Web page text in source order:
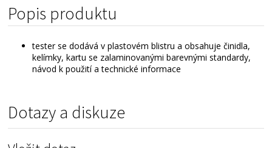
Popis produktu
tester se dodává v plastovém blistru a obsahuje činidla,
kelímky, kartu se zalaminovanými barevnými standardy,
návod k použití a technické informace
Dotazy a diskuze